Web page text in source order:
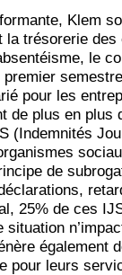
Klem
la trésorerie
le
pour les
de plus en
(Indemnités
de
25% de ces
situation
également
pour leurs